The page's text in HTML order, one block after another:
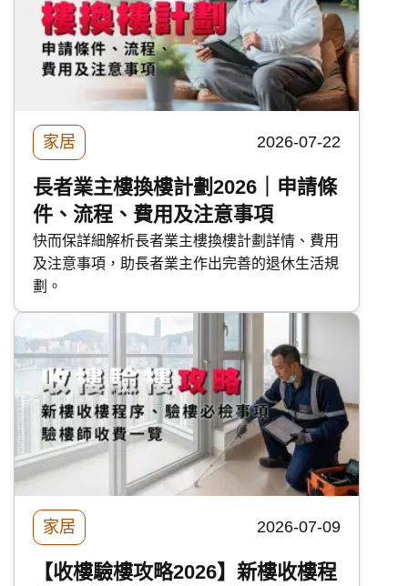
家居 2026-07-22
長者業主樓換樓計劃2026｜申請條
件、流程、費用及注意事項
快而保詳細解析長者業主樓換樓計劃詳情、費用
及注意事項，助長者業主作出完善的退休生活規
劃。
家居 2026-07-09
【收樓驗樓攻略2026】新樓收樓程